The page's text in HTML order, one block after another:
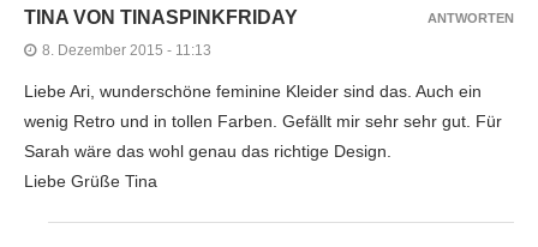
TINA VON TINASPINKFRIDAY
8. Dezember 2015 - 11:13
Liebe Ari, wunderschöne feminine Kleider sind das. Auch ein
wenig Retro und in tollen Farben. Gefällt mir sehr sehr gut. Für
Sarah wäre das wohl genau das richtige Design.
Liebe Grüße Tina
ANTWORTEN